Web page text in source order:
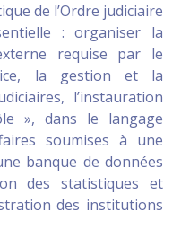
de l’Ordre judiciaire
: organiser la
requise par le
la gestion et la
l’instauration
», dans le langage
soumises à une
banque de données
des statistiques et
des institutions